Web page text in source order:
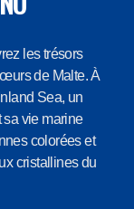
les trésors
de Malte. À
Sea, un
sa vie marine
colorées et
cristallines du